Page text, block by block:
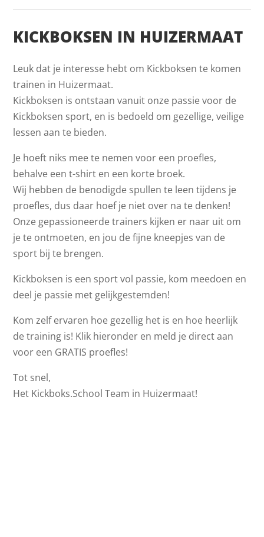
KICKBOKSEN IN HUIZERMAAT
Leuk dat je interesse hebt om Kickboksen te komen
trainen in Huizermaat.
Kickboksen is ontstaan vanuit onze passie voor de
Kickboksen sport, en is bedoeld om gezellige, veilige
lessen aan te bieden.
Je hoeft niks mee te nemen voor een proefles,
behalve een t-shirt en een korte broek.
Wij hebben de benodigde spullen te leen tijdens je
proefles, dus daar hoef je niet over na te denken!
Onze gepassioneerde trainers kijken er naar uit om
je te ontmoeten, en jou de fijne kneepjes van de
sport bij te brengen.
Kickboksen is een sport vol passie, kom meedoen en
deel je passie met gelijkgestemden!
Kom zelf ervaren hoe gezellig het is en hoe heerlijk
de training is! Klik hieronder en meld je direct aan
voor een GRATIS proefles!
Tot snel,
Het Kickboks.School Team in Huizermaat!